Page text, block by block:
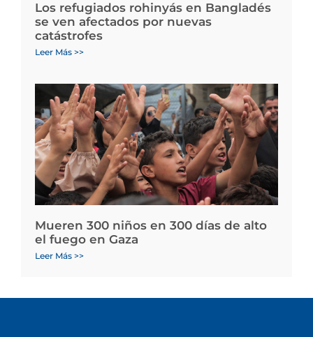
Los refugiados rohinyás en Bangladés
se ven afectados por nuevas
catástrofes
Leer Más >>
Mueren 300 niños en 300 días de alto
el fuego en Gaza
Leer Más >>